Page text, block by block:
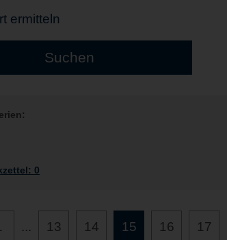
ermitteln
0
... 13 14 15 16 17